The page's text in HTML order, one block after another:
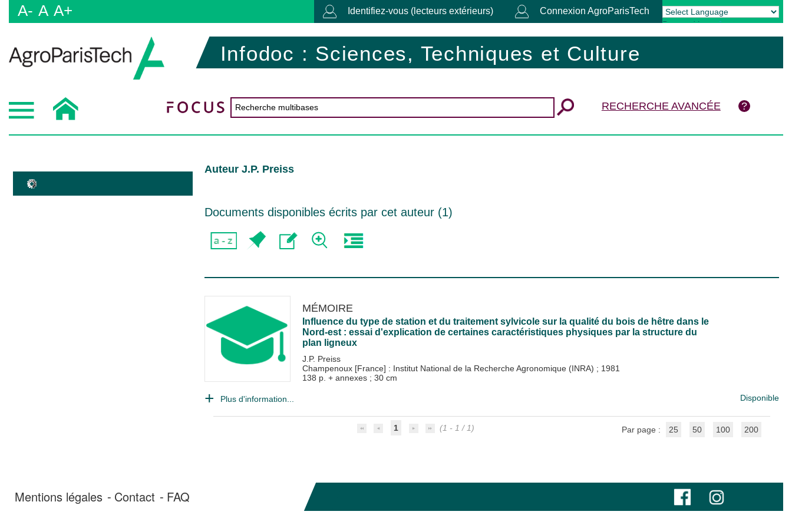
A- A A+ Identifiez-vous (lecteurs extérieurs) Connexion AgroParisTech
Powered by Translate
Infodoc : Sciences, Techniques et Culture
RECHERCHE AVANCÉE
Auteur J.P. Preiss
Documents disponibles écrits par cet auteur (1)
MÉMOIRE
Influence du type de station et du traitement sylvicole sur la qualité du bois de hêtre dans le
Nord-est : essai d'explication de certaines caractéristiques physiques par la structure du
plan ligneux
J.P. Preiss
Champenoux [France] : Institut National de la Recherche Agronomique (INRA) ; 1981
138 p. + annexes ; 30 cm
Plus d'information... Disponible
1 (1 - 1 / 1) Par page : 25 50 100 200
Mentions légales Contact FAQ